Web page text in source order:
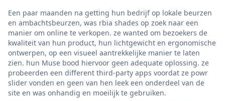
Een paar maanden na getting hun bedrijf op lokale beurzen
en ambachtsbeurzen, was rbia shades op zoek naar een
manier om online te verkopen. ze wanted om bezoekers de
kwaliteit van hun product, hun lichtgewicht en ergonomische
ontwerpen, op een visueel aantrekkelijke manier te laten
zien. hun Muse bood hiervoor geen adequate oplossing. ze
probeerden een different third-party apps voordat ze powr
slider vonden en geen van hen leek een onderdeel van de
site en was onhandig en moeilijk te gebruiken.